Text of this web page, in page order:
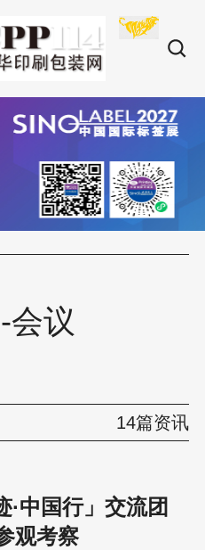
会议
14篇资讯
中国行」交流团
观考察